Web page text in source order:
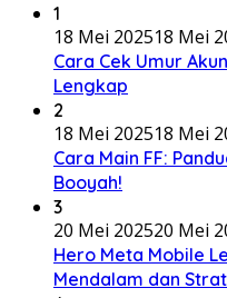
1
18 Mei 202518 Mei
Cara Cek Umur
Lengkap
2
18 Mei 202518 Mei
Cara Main FF:
Booyah!
3
20 Mei 202520 Mei
Hero Meta Mobile
Mendalam dan